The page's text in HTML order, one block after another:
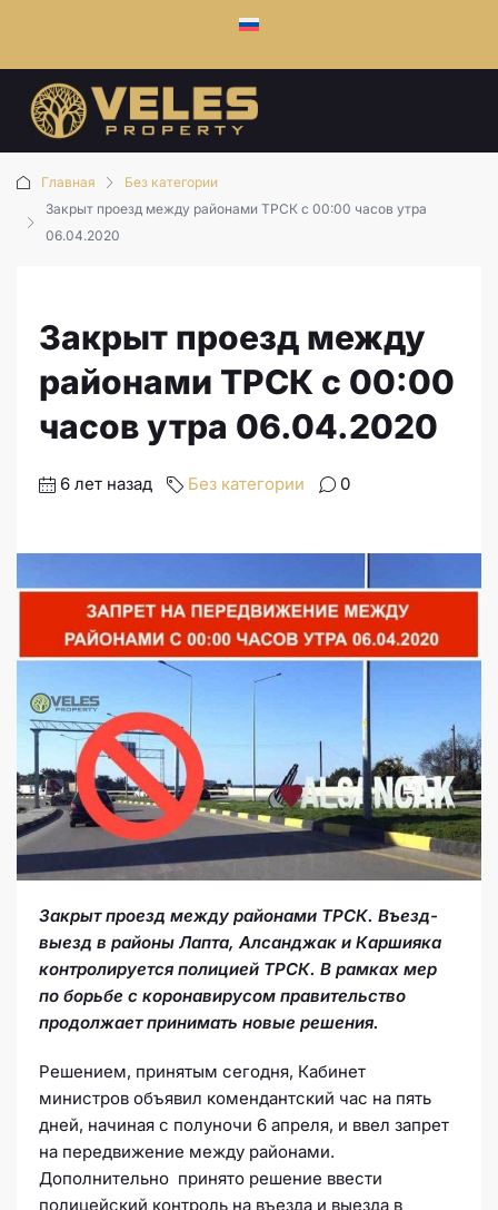
Главная
Без категории
Закрыт проезд между районами ТРСК с 00:00 часов утра
06.04.2020
Закрыт проезд между
районами ТРСК с 00:00
часов утра 06.04.2020
6 лет назад Без категории 0
Закрыт проезд между районами ТРСК. Въезд-
выезд в районы Лапта, Алсанджак и Каршияка
контролируется полицией ТРСК. В рамках мер
по борьбе с коронавирусом правительство
продолжает принимать новые решения.
Решением, принятым сегодня, Кабинет
министров объявил комендантский час на пять
дней, начиная с полуночи 6 апреля, и ввел запрет
на передвижение между районами.
Дополнительно принято решение ввести
полицейский контроль на въезда и выезда в